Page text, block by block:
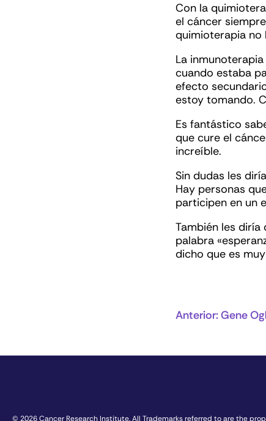
Con la
el cáncer
quimioterapia no
La
cuando estaba
efecto
estoy tomando.
Es fantástico
que cure el
increíble.
Sin dudas les
Hay personas
participen en un
También les diría
palabra
dicho que es
Anterior:Gene
© 2026 Cancer Research Institute. All Trademarks referred to are the